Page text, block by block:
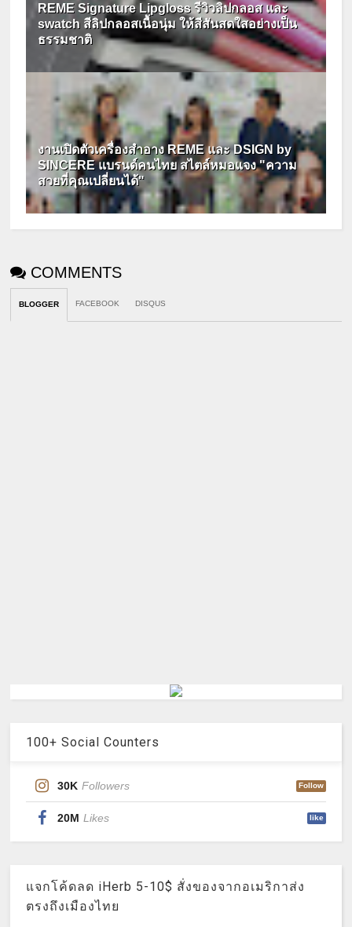
REME Signature Lipgloss รีวิวลิปกลอส และ
swatch สีลิปกลอสเนื้อนุ่ม ให้สีสันสดใสอย่างเป็น
ธรรมชาติ
งานเปิดตัวเครื่องสำอาง REME และ DSIGN by
SINCERE แบรนด์คนไทย สไตล์หมอแจง "ความ
สวยที่คุณเปลี่ยนได้"
COMMENTS
BLOGGER FACEBOOK DISQUS
100+ Social Counters
30K Followers Follow
20M Likes like
แจกโค้ดลด iHerb 5-10$ สั่งของจากอเมริกาส่ง
ตรงถึงเมืองไทย